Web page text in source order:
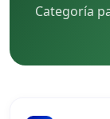
Categoría